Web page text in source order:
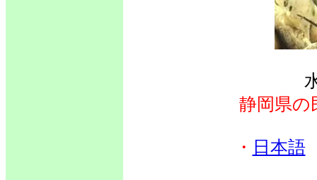
静岡県の
・ 日本語